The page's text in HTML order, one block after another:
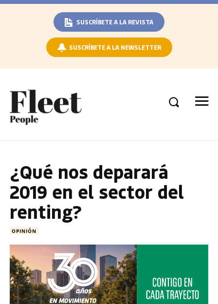
SUSCRÍBETE A LA REVISTA
SUSCRÍBETE A LA NEWSLETTER
¿Qué nos deparará
2019 en el sector del
renting?
OPINIÓN